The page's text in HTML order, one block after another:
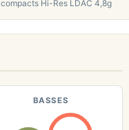
Hi-Res LDAC 4,8g
BASSES